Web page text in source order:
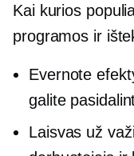
Kai kurios
programos ir
Evernote
galite
Laisvas už